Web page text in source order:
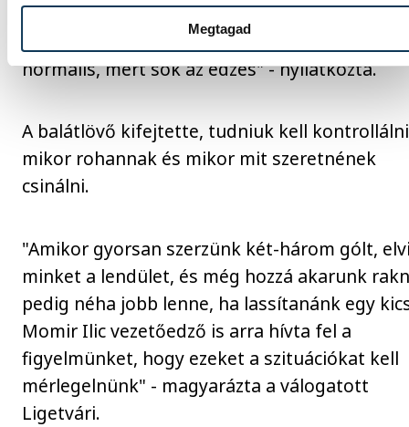
Megtagad
Porto ellen is voltak jó periódusaink, de volt
hiba is, bár ez a felkészülési időszakban
normális, mert sok az edzés" - nyilatkozta.
A balátlövő kifejtette, tudniuk kell
mikor rohannak és mikor mit szeretnének
csinálni.
"Amikor gyorsan szerzünk két-három gólt,
minket a lendület, és még hozzá akarunk
pedig néha jobb lenne, ha lassítanánk egy
Momir Ilic vezetőedző is arra hívta fel a
figyelmünket, hogy ezeket a szituációkat kell
mérlegelnünk" - magyarázta a válogatott
Ligetvári.